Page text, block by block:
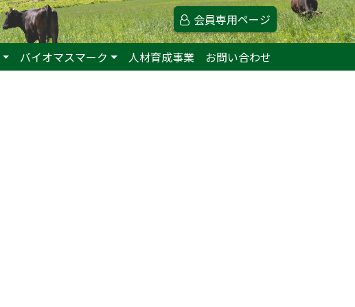
会員専用ページ
バイオマスマーク 人材育成事業 お問い合わせ